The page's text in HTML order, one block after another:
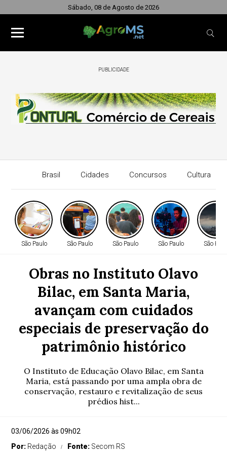
Sábado, 08 de Agosto de 2026
PUBLICIDADE
Brasil Cidades Concursos Cultura
São Paulo São Paulo São Paulo São Paulo São
Obras no Instituto Olavo
Bilac, em Santa Maria,
avançam com cuidados
especiais de preservação do
patrimônio histórico
O Instituto de Educação Olavo Bilac, em Santa
Maria, está passando por uma ampla obra de
conservação, restauro e revitalização de seus
prédios hist...
03/06/2026 às 09h02
Por: Redação Fonte: Secom RS